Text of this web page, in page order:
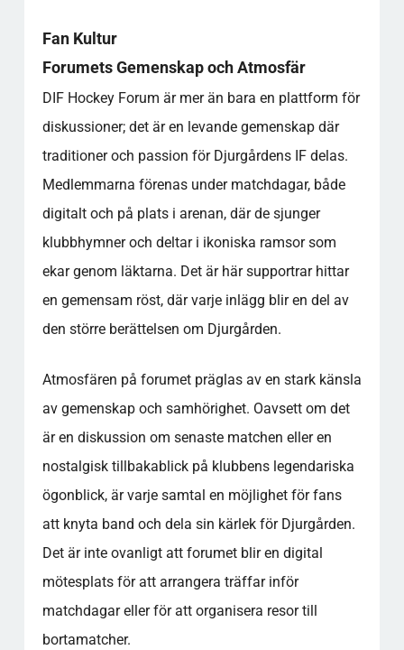
Fan Kultur
Forumets Gemenskap och Atmosfär
DIF Hockey Forum är mer än bara en plattform för
diskussioner; det är en levande gemenskap där
traditioner och passion för Djurgårdens IF delas.
Medlemmarna förenas under matchdagar, både
digitalt och på plats i arenan, där de sjunger
klubbhymner och deltar i ikoniska ramsor som
ekar genom läktarna. Det är här supportrar hittar
en gemensam röst, där varje inlägg blir en del av
den större berättelsen om Djurgården.
Atmosfären på forumet präglas av en stark känsla
av gemenskap och samhörighet. Oavsett om det
är en diskussion om senaste matchen eller en
nostalgisk tillbakablick på klubbens legendariska
ögonblick, är varje samtal en möjlighet för fans
att knyta band och dela sin kärlek för Djurgården.
Det är inte ovanligt att forumet blir en digital
mötesplats för att arrangera träffar inför
matchdagar eller för att organisera resor till
bortamatcher.